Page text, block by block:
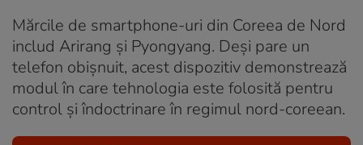
Mărcile de smartphone-uri din Coreea de Nord
includ Arirang și Pyongyang. Deși pare un
telefon obișnuit, acest dispozitiv demonstrează
modul în care tehnologia este folosită pentru
control și îndoctrinare în regimul nord-coreean.